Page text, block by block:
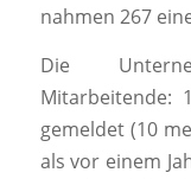
nahmen 267
Die
Mitarbeitende:
gemeldet (10
als vor einem